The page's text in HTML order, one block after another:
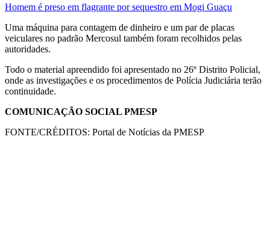
Homem é preso em flagrante por sequestro em Mogi Guaçu
Uma máquina para contagem de dinheiro e um par de placas
veiculares no padrão Mercosul também foram recolhidos pelas
autoridades.
Todo o material apreendido foi apresentado no 26º Distrito Policial,
onde as investigações e os procedimentos de Polícia Judiciária terão
continuidade.
COMUNICAÇÃO SOCIAL PMESP
FONTE/CRÉDITOS: Portal de Notícias da PMESP